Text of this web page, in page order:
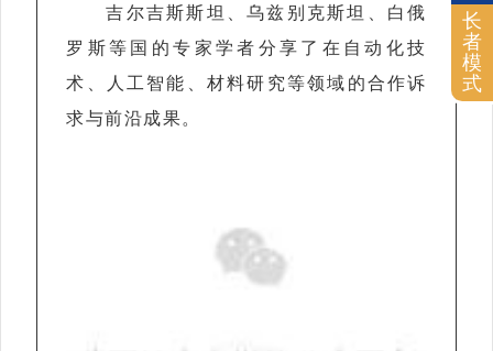
吉尔吉斯斯坦、乌兹别克斯坦、白俄
罗斯等国的专家学者分享了在自动化技
术、人工智能、材料研究等领域的合作诉
求与前沿成果。
长
者
模
式